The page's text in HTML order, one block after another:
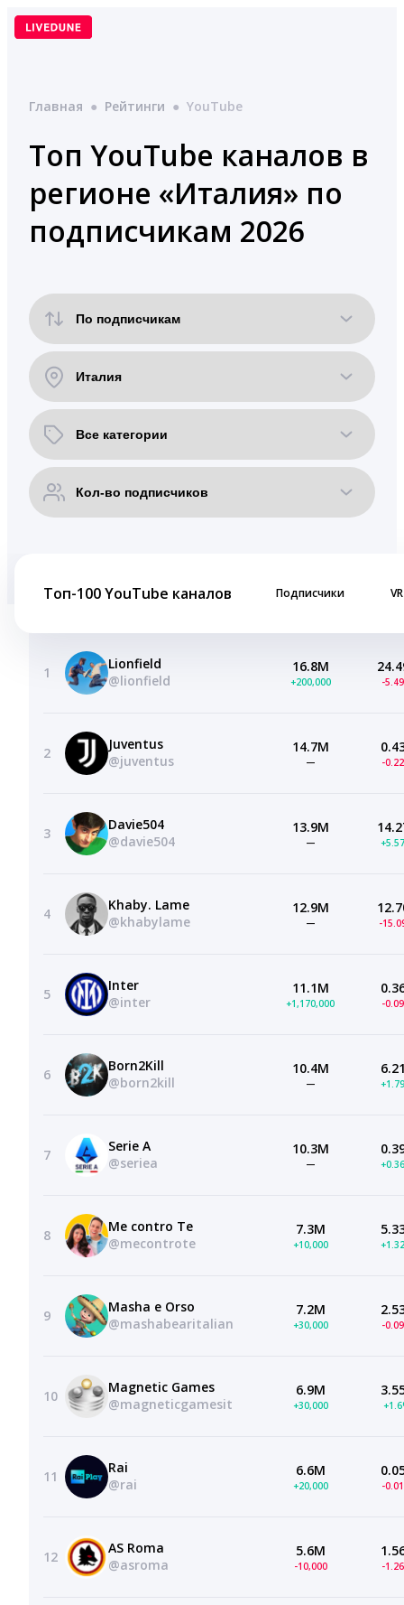
Перейти
Главная ● Рейтинги ● YouTube
Топ YouTube каналов в
регионе «Италия» по
подписчикам 2026
Топ-100 YouTube каналов Подписчики VR
1
Lionfield
@lionfield
16.8M
+200,000 -
2
Juventus
@juventus
14.7M
— -
3
Davie504
@davie504
13.9M
—
4
Khaby. Lame
@khabylame
12.9M
— -
5
Inter
@inter
11.1M
+1,170,000 -
6
Born2Kill
@born2kill
10.4M
—
7
Serie A
@seriea
10.3M
—
8
Me contro Te
@mecontrote
7.3M
+10,000
9
Masha e Orso
@mashabearitalian
7.2M
+30,000 -
10
Magnetic Games
@magneticgamesit
6.9M
+30,000
11
Rai
@rai
6.6M
+20,000 -
12
AS Roma
@asroma
5.6M
-10,000 -